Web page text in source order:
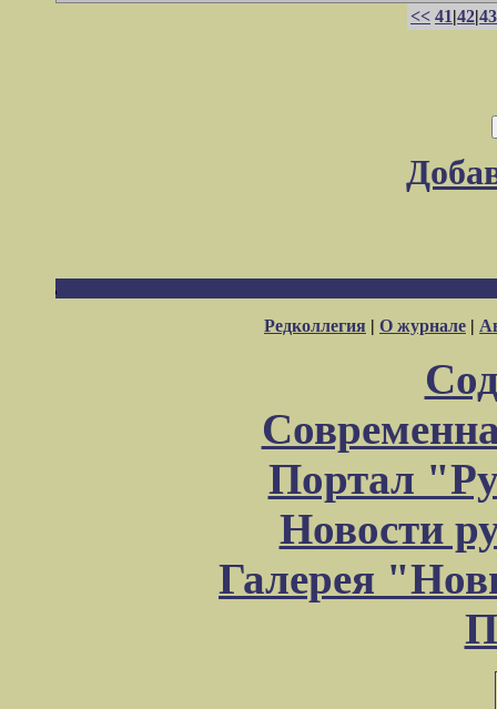
<< 41|42|43
Редколлегия | О журнале |
Портал
Новости
Галерея